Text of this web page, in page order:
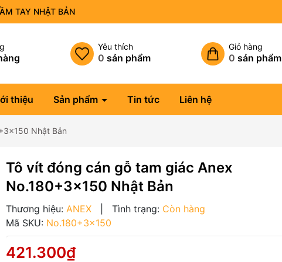
TAY NHẬT BẢN
Yêu thích
0 sản phẩm
Giỏ hàng
0 sản phẩm
thiệu Sản phẩm Tin tức Liên hệ
Nhật Bản
Tô vít đóng cán gỗ tam giác Anex
No.180+3x150 Nhật Bản
Thương hiệu: ANEX Tình trạng: Còn hàng
Mã SKU: No.180+3x150
421.300₫